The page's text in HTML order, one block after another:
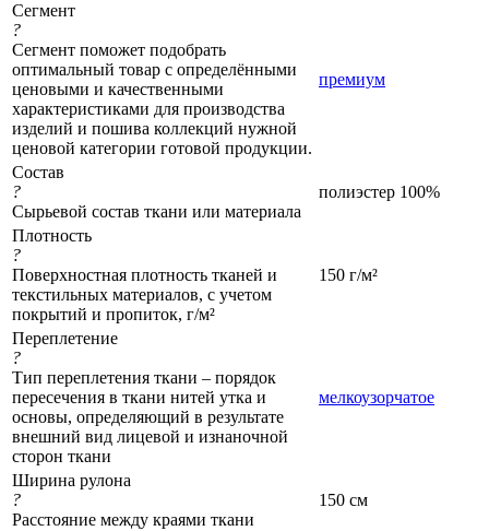
Сегмент
?
Сегмент поможет подобрать
оптимальный товар с определёнными
ценовыми и качественными
характеристиками для производства
изделий и пошива коллекций нужной
ценовой категории готовой продукции.
премиум
Состав
?
Сырьевой состав ткани или материала
полиэстер 100%
Плотность
?
Поверхностная плотность тканей и
текстильных материалов, с учетом
покрытий и пропиток, г/м²
150 г/м²
Переплетение
?
Тип переплетения ткани – порядок
пересечения в ткани нитей утка и
основы, определяющий в результате
внешний вид лицевой и изнаночной
сторон ткани
мелкоузорчатое
Ширина рулона
?
Расстояние между краями ткани
150 см